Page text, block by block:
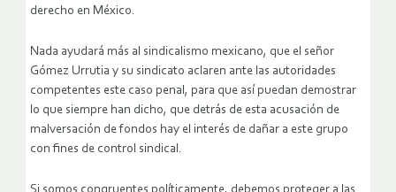
derecho en México.
Nada ayudará más al sindicalismo mexicano, que el señor
Gómez Urrutia y su sindicato aclaren ante las autoridades
competentes este caso penal, para que así puedan demostrar
lo que siempre han dicho, que detrás de esta acusación de
malversación de fondos hay el interés de dañar a este grupo
con fines de control sindical.